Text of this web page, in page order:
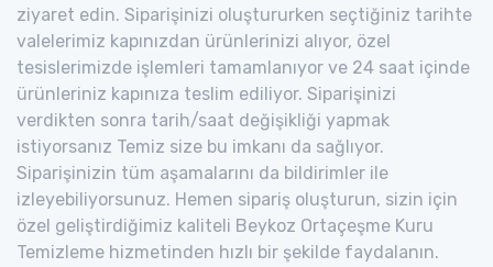
ziyaret edin. Siparişinizi oluştururken seçtiğiniz tarihte
valelerimiz kapınızdan ürünlerinizi alıyor, özel
tesislerimizde işlemleri tamamlanıyor ve 24 saat içinde
ürünleriniz kapınıza teslim ediliyor. Siparişinizi
verdikten sonra tarih/saat değişikliği yapmak
istiyorsanız Temiz size bu imkanı da sağlıyor.
Siparişinizin tüm aşamalarını da bildirimler ile
izleyebiliyorsunuz. Hemen sipariş oluşturun, sizin için
özel geliştirdiğimiz kaliteli Beykoz Ortaçeşme Kuru
Temizleme hizmetinden hızlı bir şekilde faydalanın.